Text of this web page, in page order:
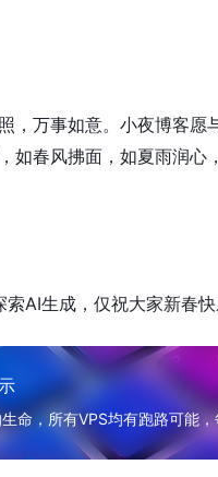
，万事如意。小夜博客
如春风拂面，如夏雨润
AI生成，仅祝大家新春快
命，所有VPS均有跑路可能，